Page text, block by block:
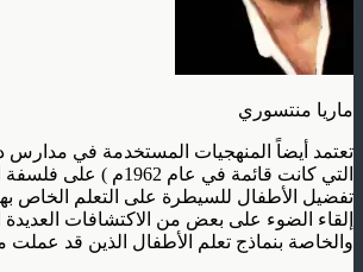
ماريا منتسوري
تعتمد أيضاً المنهجيات المستخدمة في مدارس
التي كانت قائمة في عام
تفضيل الأطفال للسيطرة على التعلم الخاص
إلقاء الضوء على بعض من الاكتشافات العديدة
والخاصة بنماذج تعلم الأطفال الذين قد عملت